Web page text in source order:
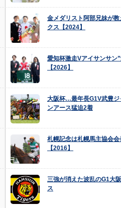
金メダリスト阿部兄妹が
クス【2024】
愛知杯激走Vアイサンサン
【2026】
大阪杯…最年長G1V武豊ジ
ンアース猛迫2着
札幌記念は札幌馬主協会
【2016】
三強が消えた波乱のG1大
ス